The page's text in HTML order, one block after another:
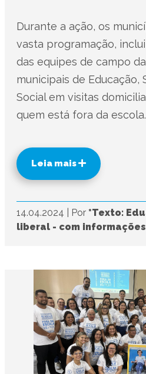
Durante a ação, os
vasta programação,
das equipes de campo
municipais de Educação,
Social em visitas
quem está fora da escola.
Leia mais
14.04.2024 Por *Texto:
liberal - com informações